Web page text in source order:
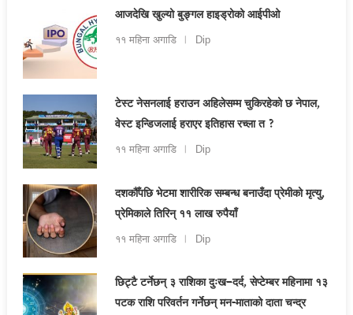
आजदेखि खुल्यो बुङ्गल हाइड्रोको आईपीओ
११ महिना अगाडि Dip
टेस्ट नेसनलाई हराउन अहिलेसम्म चुकिरहेको छ नेपाल,
वेस्ट इन्डिजलाई हराएर इतिहास रच्ला त ?
११ महिना अगाडि Dip
दशकौँपछि भेटमा शारीरिक सम्बन्ध बनाउँदा प्रेमीको मृत्यु,
प्रेमिकाले तिरिन् ११ लाख रुपैयाँ
११ महिना अगाडि Dip
छिट्टै टर्नेछन् ३ राशिका दुःख–दर्द, सेप्टेम्बर महिनामा १३
पटक राशि परिवर्तन गर्नेछन् मन-माताको दाता चन्द्र